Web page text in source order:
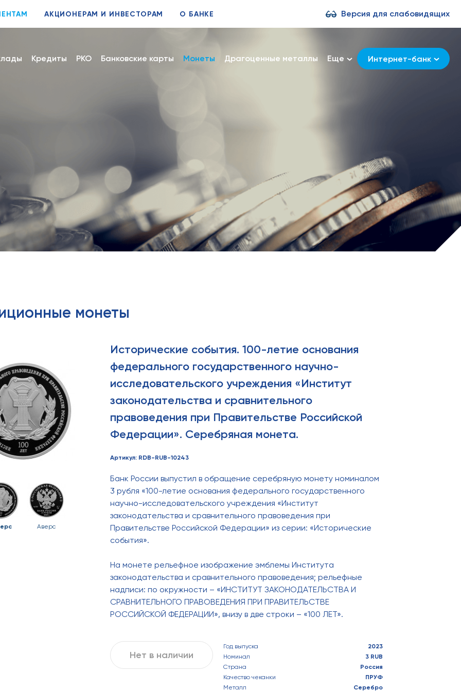
АКЦИОНЕРАМ И ИНВЕСТОРАМ О БАНКЕ Версия для слабовидящих
Кредиты РКО Банковские карты Монеты Драгоценные металлы Еще Интернет-банк
монеты
Аверс
Исторические события. 100-летие основания
федерального государственного научно-
исследовательского учреждения «Институт
законодательства и сравнительного
правоведения при Правительстве Российской
Федерации». Серебряная монета.
Артикул: RDB-RUB-10243
Банк России выпустил в обращение серебряную монету номиналом
3 рубля «100-летие основания федерального государственного
научно-исследовательского учреждения «Институт
законодательства и сравнительного правоведения при
Правительстве Российской Федерации» из серии: «Исторические
события».
На монете рельефное изображение эмблемы Института
законодательства и сравнительного правоведения; рельефные
надписи: по окружности – «ИНСТИТУТ ЗАКОНОДАТЕЛЬСТВА И
СРАВНИТЕЛЬНОГО ПРАВОВЕДЕНИЯ ПРИ ПРАВИТЕЛЬСТВЕ
РОССИЙСКОЙ ФЕДЕРАЦИИ», внизу в две строки – «100 ЛЕТ».
Нет в наличии
Год выпуска
2023
Номинал
3 RUB
Страна
Россия
Качество чеканки
ПРУФ
Металл
Серебро